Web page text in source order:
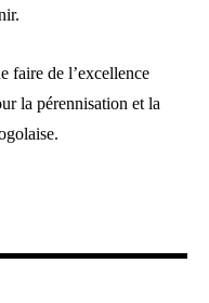
faire de l’excellence
la pérennisation et la